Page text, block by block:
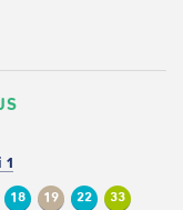
1
18 19 22 33